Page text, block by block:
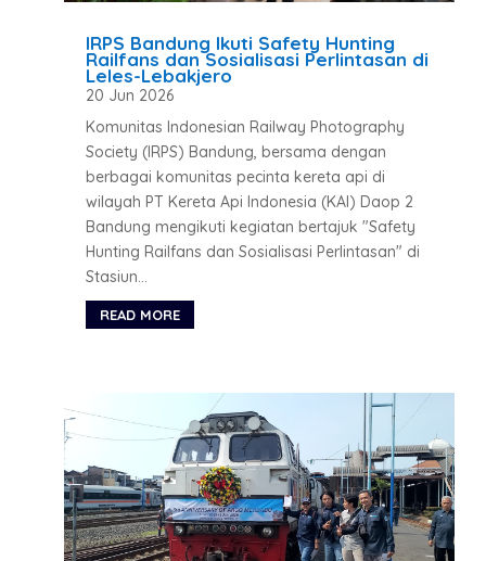
IRPS Bandung Ikuti Safety Hunting
Railfans dan Sosialisasi Perlintasan di
Leles-Lebakjero
20 Jun 2026
Komunitas Indonesian Railway Photography
Society (IRPS) Bandung, bersama dengan
berbagai komunitas pecinta kereta api di
wilayah PT Kereta Api Indonesia (KAI) Daop 2
Bandung mengikuti kegiatan bertajuk "Safety
Hunting Railfans dan Sosialisasi Perlintasan" di
Stasiun...
READ MORE